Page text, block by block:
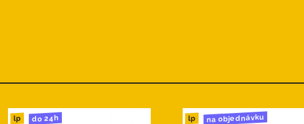
lp do 24h lp na objednávku